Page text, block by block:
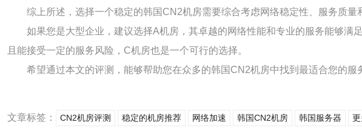
综上所述，选择一个稳定的韩国CN2机房需要综合考虑网络稳定性、服务质
如果您是大型企业，建议选择A机房，其卓越的网络性能和专业的服务能够满
且能接受一定的服务风险，C机房也是一个可行的选择。
希望通过本文的评测，能够帮助您在众多的韩国CN2机房中找到最适合您的服
文章标签： CN2机房评测 稳定的机房推荐 网络加速 韩国CN2机房 韩国服务器